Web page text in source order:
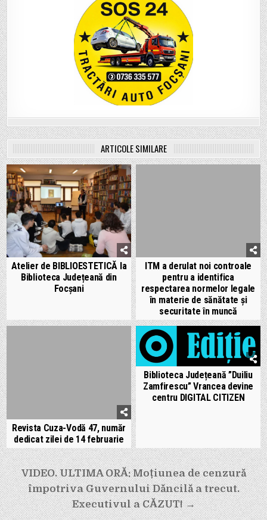
ARTICOLE SIMILARE
Atelier de BIBLIOESTETICĂ la
Biblioteca Județeană din
Focșani
ITM a derulat noi controale
pentru a identifica
respectarea normelor legale
în materie de sănătate și
securitate în muncă
Revista Cuza-Vodă 47, număr
dedicat zilei de 14 februarie
Biblioteca Județeană ”Duiliu
Zamfirescu” Vrancea devine
centru DIGITAL CITIZEN
Navigare
în
articole
VIDEO. ULTIMA ORĂ: Moțiunea de cenzură
împotriva Guvernului Dăncilă a trecut.
Executivul a CĂZUT! →